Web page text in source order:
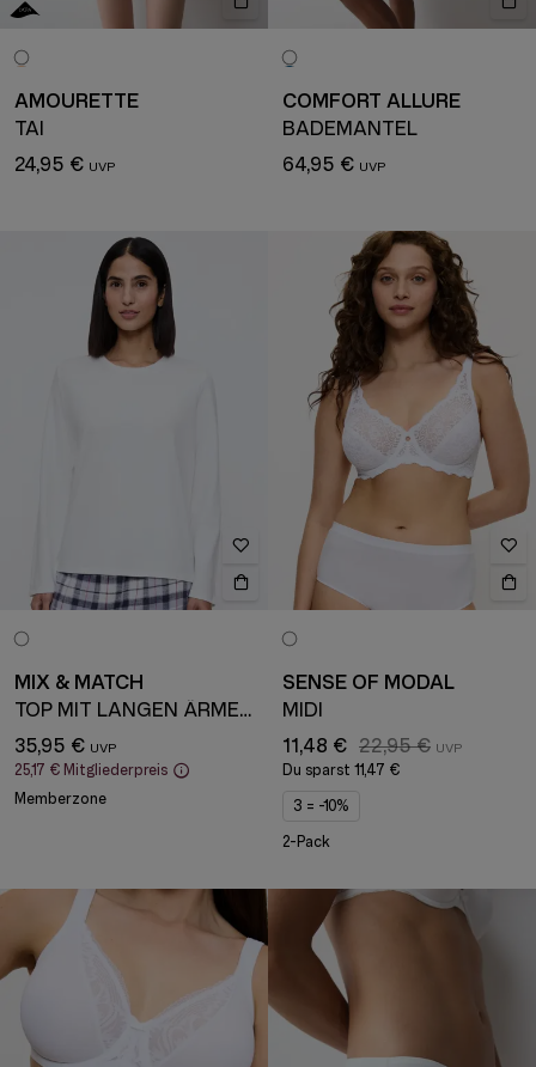
AMOURETTE
TAI
24,95 €
COMFORT ALLURE
BADEMANTEL
64,95 €
MIX & MATCH
TOP MIT LANGEN ÄRMELN
35,95 €
25,17 € Mitgliederpreis
Memberzone
SENSE OF MODAL
MIDI
11,48 € 22,95 €
Du sparst 11,47 €
3 = -10%
2-Pack